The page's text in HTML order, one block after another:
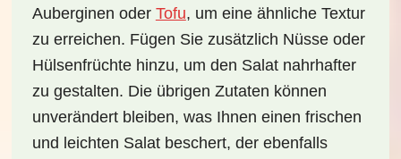
Auberginen oder Tofu, um eine ähnliche Textur
zu erreichen. Fügen Sie zusätzlich Nüsseoder
Hülsenfrüchtehinzu, um den Salat nahrhafter
zu gestalten. Die übrigen Zutaten können
unverändert bleiben, was Ihnen einen frischen
und leichten Salat beschert, der ebenfalls